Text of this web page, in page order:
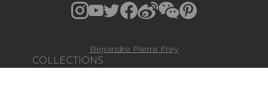
COLLECTIONS
Rejoindre Pierre Frey